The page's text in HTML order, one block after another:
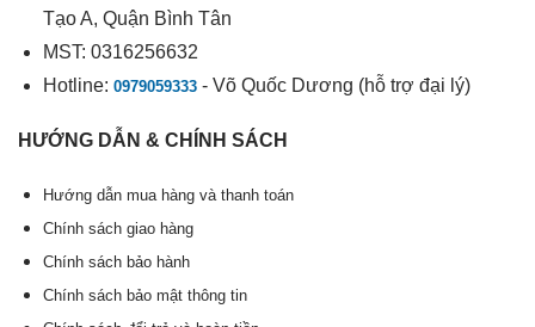
Tạo A, Quận Bình Tân
MST: 0316256632
Hotline: 0979059333- Võ Quốc Dương (hỗ trợ đại lý)
HƯỚNG DẪN & CHÍNH SÁCH
Hướng dẫn mua hàng và thanh toán
Chính sách giao hàng
Chính sách bảo hành
Chính sách bảo mật thông tin